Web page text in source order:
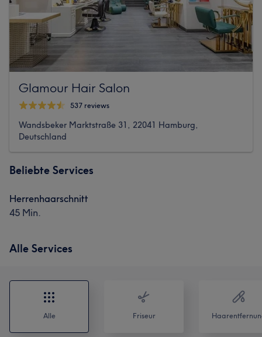
Glamour Hair Salon
537 reviews
Wandsbeker Marktstraße 31, 22041 Hamburg,
Deutschland
Beliebte Services
Herrenhaarschnitt
45 Min.
Alle Services
Alle Friseur